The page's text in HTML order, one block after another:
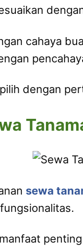
cahaya
dengan
sewa